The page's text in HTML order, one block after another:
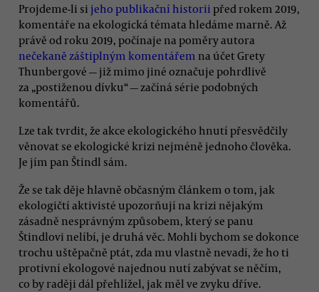
Projdeme-li si jeho publikační historii před rokem 2019,
komentáře na ekologická témata hledáme marně. Až
právě od roku 2019, počínaje na poměry autora
nečekaně záštiplným komentářem na účet Grety
Thunbergové — již mimo jiné označuje pohrdlivě
za „postiženou dívku“ — začíná série podobných
komentářů.
Lze tak tvrdit, že akce ekologického hnutí přesvědčily
věnovat se ekologické krizi nejméně jednoho člověka.
Je jím pan Štindl sám.
Že se tak děje hlavně občasným článkem o tom, jak
ekologičtí aktivisté upozorňují na krizi nějakým
zásadně nesprávným způsobem, který se panu
Štindlovi nelíbí, je druhá věc. Mohli bychom se dokonce
trochu uštěpačně ptát, zda mu vlastně nevadí, že ho ti
protivní ekologové najednou nutí zabývat se něčím,
co by raději dál přehlížel, jak měl ve zvyku dříve.